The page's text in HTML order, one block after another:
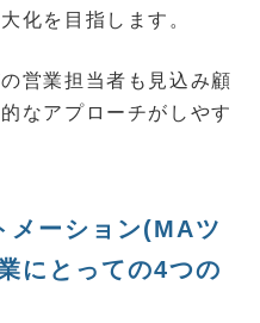
化を目指します。
営業担当者も見込み顧
なアプローチがしやす
メーション(MAツ
にとっての4つの